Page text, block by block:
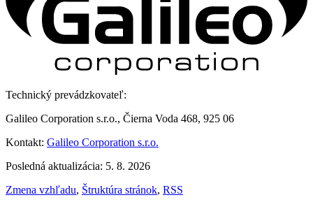
Technický prevádzkovateľ:
Galileo Corporation s.r.o., Čierna Voda 468, 925 06
Kontakt: Galileo Corporation s.r.o.
Posledná aktualizácia: 5. 8. 2026
Zmena vzhľadu, Štruktúra stránok, RSS